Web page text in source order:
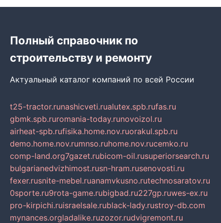
Полный справочник по
строительству и ремонту
Актуальный каталог компаний по всей России
t25-tractor.runashicveti.rualutex.spb.rufas.ru
gbmk.spb.ruromania-today.runovoizol.ru
airheat-spb.rufisika.home.nov.ruorakul.spb.ru
demo.home.nov.rumnso.ruhome.nov.rucemko.ru
comp-land.org7gazet.rubicom-oil.rusuperiorsearch.ru
bulgarianedvizhimost.rusn-hram.rusenovosti.ru
fexer.rusnite-mebel.ruanamvkusno.rutechnosaratov.ru
0sporte.ru9rota-game.rubigbad.ru227gp.ruwes-ex.ru
pro-kirpichi.ruisraelsale.rublack-lady.rustroy-db.com
mynances.orgladalike.ruzozor.rudvigremont.ru